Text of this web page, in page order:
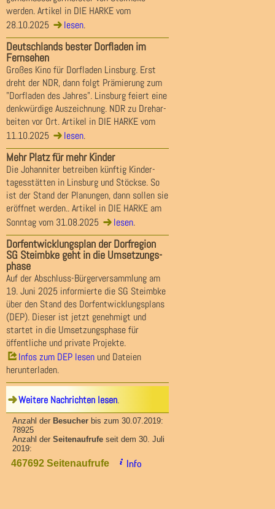
werden. Artikel in DIE HARKE vom
28.10.2025
lesen.
Deutschlands bester Dorfladen im
Fernsehen
Großes Kino für Dorfladen Linsburg. Erst
dreht der NDR, dann folgt Prämierung zum
"Dorfladen des Jahres". Linsburg feiert eine
denkwürdige Auszeichnung. NDR zu Drehar-
beiten vor Ort. Artikel in DIE HARKE vom
11.10.2025
lesen.
Mehr Platz für mehr Kinder
Die Johanniter betreiben künftig Kinder-
tagesstätten in Linsburg und Stöckse. So
ist der Stand der Planungen, dann sollen sie
eröffnet werden.. Artikel in DIE HARKE am
Sonntag vom 31.08.2025
lesen.
Dorfentwicklungsplan der Dorfregion
SG Steimbke geht in die Umsetzungs-
phase
Auf der Abschluss-Bürgerversammlung am
19. Juni 2025 informierte die SG Steimbke
über den Stand des Dorfentwicklungsplans
(DEP). Dieser ist jetzt genehmigt und
startet in die Umsetzungsphase für
öffentliche und private Projekte.
Infos zum DEP lesen und Dateien
herunterladen.
Weitere Nachrichten lesen.
Anzahl der Besucher bis zum 30.07.2019:
78925
Anzahl der Seitenaufrufe seit dem 30. Juli
2019:
Info